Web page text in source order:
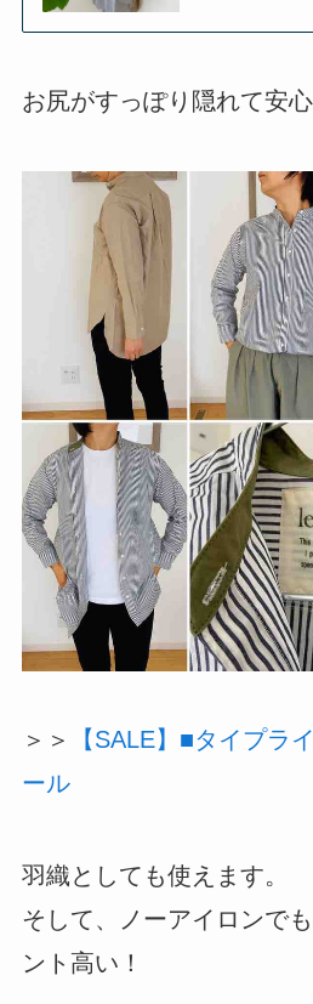
お尻がすっぽり隠れて安
＞＞
【SALE】■タイプラ
ール
羽織としても使えます。
そして、ノーアイロンで
ント高い！